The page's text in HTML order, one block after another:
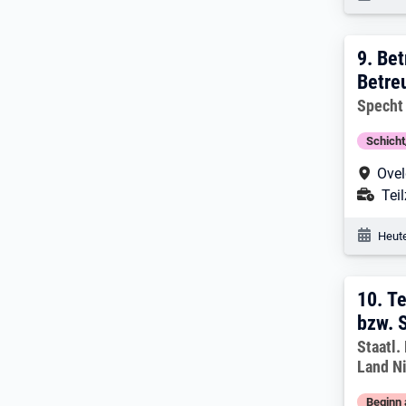
9.
9.
10.
10.
bzw.
Staatl.
Land
Beginn